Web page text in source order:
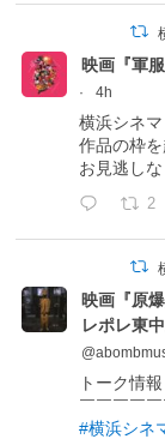
映画『軍
·
4h
横浜シネ
作品の枠
お見逃しな
2
映画『原
レポレ東
トーク情
￣￣￣￣
#横浜シネ